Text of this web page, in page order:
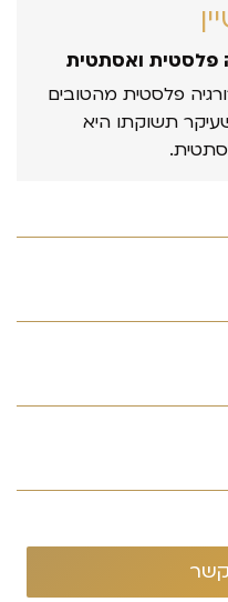
פלסטית ואסתטית
פלסטית מהטובים
תשוקתו היא